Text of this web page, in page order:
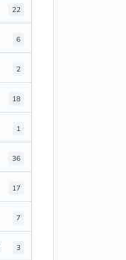
22
6
2
18
1
36
17
7
3